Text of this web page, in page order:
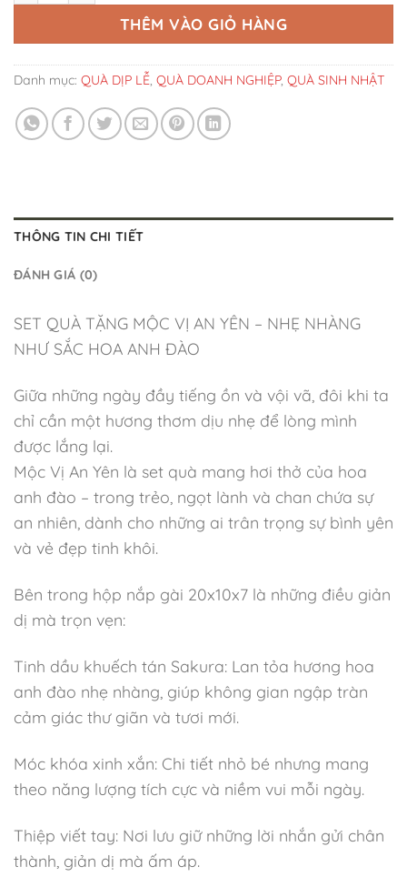
THÊM VÀO GIỎ HÀNG
Danh mục: QUÀ DỊP LỄ, QUÀ DOANH NGHIỆP, QUÀ SINH NHẬT
THÔNG TIN CHI TIẾT
ĐÁNH GIÁ (0)
SET QUÀ TẶNG MỘC VỊ AN YÊN – NHẸ NHÀNG
NHƯ SẮC HOA ANH ĐÀO
Giữa những ngày đầy tiếng ồn và vội vã, đôi khi ta
chỉ cần một hương thơm dịu nhẹ để lòng mình
được lắng lại.
Mộc Vị An Yên là set quà mang hơi thở của hoa
anh đào – trong trẻo, ngọt lành và chan chứa sự
an nhiên, dành cho những ai trân trọng sự bình yên
và vẻ đẹp tinh khôi.
Bên trong hộp nắp gài 20x10x7 là những điều giản
dị mà trọn vẹn:
Tinh dầu khuếch tán Sakura: Lan tỏa hương hoa
anh đào nhẹ nhàng, giúp không gian ngập tràn
cảm giác thư giãn và tươi mới.
Móc khóa xinh xắn: Chi tiết nhỏ bé nhưng mang
theo năng lượng tích cực và niềm vui mỗi ngày.
Thiệp viết tay: Nơi lưu giữ những lời nhắn gửi chân
thành, giản dị mà ấm áp.